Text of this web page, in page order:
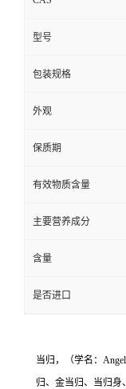
型号
包装规格
外观
保质期
有效物质含量
主要营养成分
含量
是否进口
当归，（学名：
归、金当归、当归身